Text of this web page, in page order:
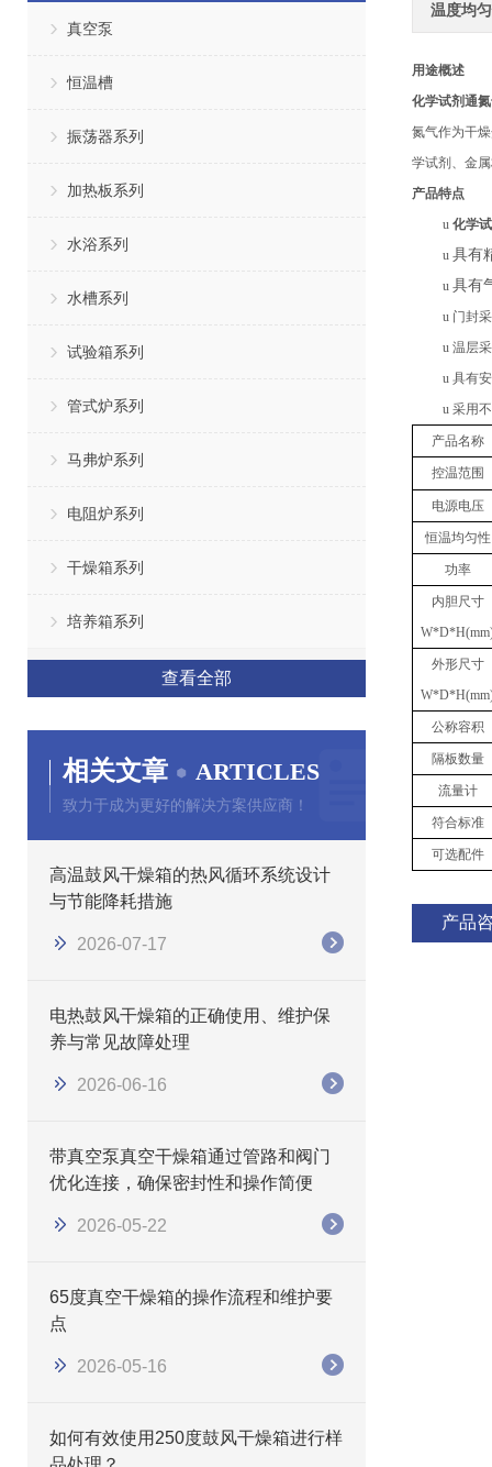
真空泵
恒温槽
振荡器系列
加热板系列
水浴系列
水槽系列
试验箱系列
管式炉系列
马弗炉系列
电阻炉系列
干燥箱系列
培养箱系列
查看全部
相关文章 ARTICLES
致力于成为更好的解决方案供应商！
高温鼓风干燥箱的热风循环系统设计
与节能降耗措施
2026-07-17
电热鼓风干燥箱的正确使用、维护保
养与常见故障处理
2026-06-16
带真空泵真空干燥箱通过管路和阀门
优化连接，确保密封性和操作简便
2026-05-22
65度真空干燥箱的操作流程和维护要
点
2026-05-16
如何有效使用250度鼓风干燥箱进行样
温度均
用途概述
化学试剂通
氮气作为干
学试剂、金
产品特点
u 化学
u 具有
u 具有
u 门封
u 温层
u 具有
u 采用
产品名称
控温范围
电源电压
恒温均匀性
功率
内胆尺寸
W*D*
外形尺寸
W*D*
公称容积
隔板数量
流量计
符合标准
可选配件
产品